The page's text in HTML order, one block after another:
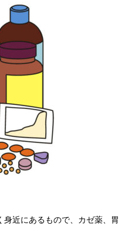
近にあるもので、カゼ薬、胃